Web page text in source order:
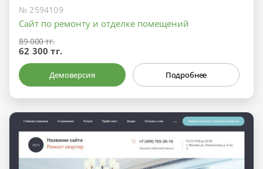
№ 2594109
Сайт по ремонту и отделке помещений
89 000 тг.
62 300 тг.
Демоверсия Подробнее